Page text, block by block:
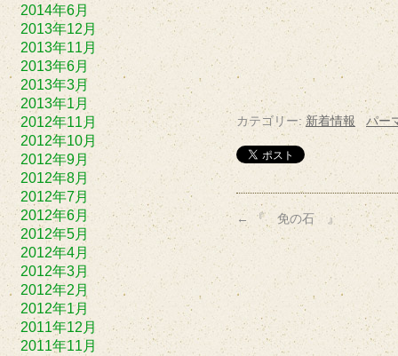
カテゴリー: 新着情報 パー
← 『 免の石 』
2014年6月
2013年12月
2013年11月
2013年6月
2013年3月
2013年1月
2012年11月
2012年10月
2012年9月
2012年8月
2012年7月
2012年6月
2012年5月
2012年4月
2012年3月
2012年2月
2012年1月
2011年12月
2011年11月